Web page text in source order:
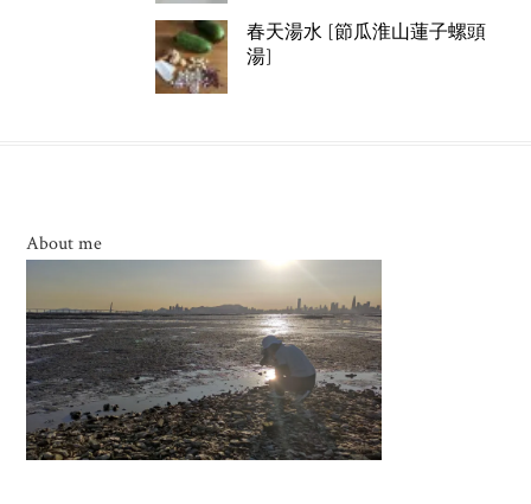
春天湯水 [節瓜淮山蓮子螺頭
湯]
About me